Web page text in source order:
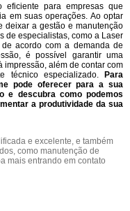
eficiente para empresas que
em suas operações. Ao optar
deixar a gestão e manutenção
de especialistas, como a Laser
acordo com a demanda de
é possível garantir uma
impressão, além de contar com
técnico especializado. Para
pode oferecer para a sua
e descubra como podemos
a produtividade da sua
e excelente, e também
como manutenção de
mais entrando em contato